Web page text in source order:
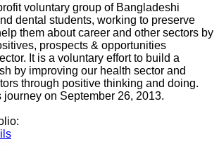
voluntary group of Bangladeshi
dental students, working to preserve
them about career and other sectors by
prospects & opportunities
It is a voluntary effort to build a
by improving our health sector and
through positive thinking and doing.
journey on September 26, 2013.